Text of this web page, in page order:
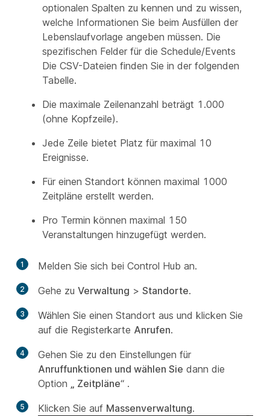
optionalen Spalten zu kennen und zu wissen,
welche Informationen Sie beim Ausfüllen der
Lebenslaufvorlage angeben müssen. Die
spezifischen Felder für die Schedule/Events
Die CSV-Dateien finden Sie in der folgenden
Tabelle.
Die maximale Zeilenanzahl beträgt 1.000
(ohne Kopfzeile).
Jede Zeile bietet Platz für maximal 10
Ereignisse.
Für einen Standort können maximal 1000
Zeitpläne erstellt werden.
Pro Termin können maximal 150
Veranstaltungen hinzugefügt werden.
1 Melden Sie sich bei Control Hub an.
2 Gehe zu Verwaltung > Standorte.
3
Wählen Sie einen Standort aus und klicken Sie
auf die Registerkarte Anrufen.
4
Gehen Sie zu den Einstellungen für
Anruffunktionen und wählen Sie dann die
Option „ Zeitpläne“ .
5 Klicken Sie auf Massenverwaltung.